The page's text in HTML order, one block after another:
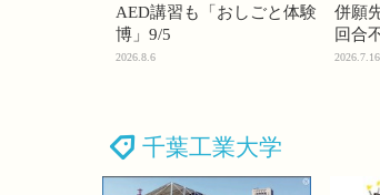
AED講習も「おしごと体験
博」9/5
2026.8.6
併願
回合
2026.7.16
千葉工業大学